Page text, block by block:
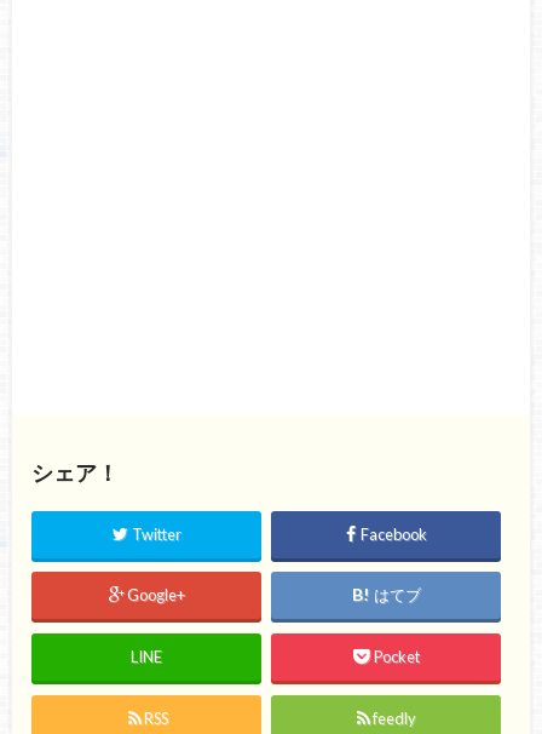
シェア！
Twitter Facebook
Google+ はてブ
LINE Pocket
RSS feedly